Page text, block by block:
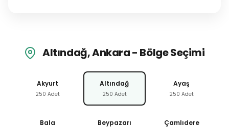
Altındağ, Ankara - Bölge Seçimi
Akyurt
250 Adet
Altındağ
250 Adet
Ayaş
250 Adet
Bala Beypazarı Çamlıdere